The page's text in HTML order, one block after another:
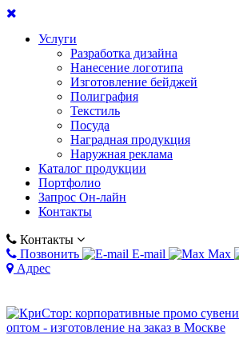
Услуги
Разработка дизайна
Нанесение логотипа
Изготовление бейджей
Полиграфия
Текстиль
Посуда
Наградная продукция
Наружная реклама
Каталог продукции
Портфолио
Запрос Он-лайн
Контакты
Контакты
Позвонить
E-mail Max
Адрес